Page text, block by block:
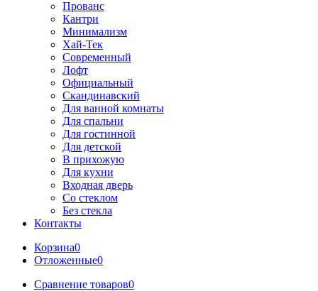
Прованс
Кантри
Минимализм
Хай-Тек
Современный
Лофт
Официальный
Скандинавский
Для ванной комнаты
Для спальни
Для гостинной
Для детской
В прихожую
Для кухни
Входная дверь
Со стеклом
Без стекла
Контакты
Корзина0
Отложенные0
Сравнение товаров0